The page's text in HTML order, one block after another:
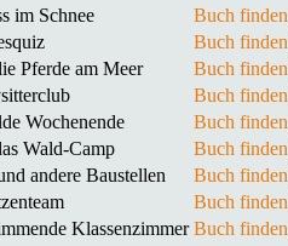
im Schnee Buch finden
Buch finden
Pferde am Meer Buch finden
Buch finden
Wochenende Buch finden
Wald-Camp Buch finden
andere Baustellen Buch finden
Buch finden
Klassenzimmer Buch finden